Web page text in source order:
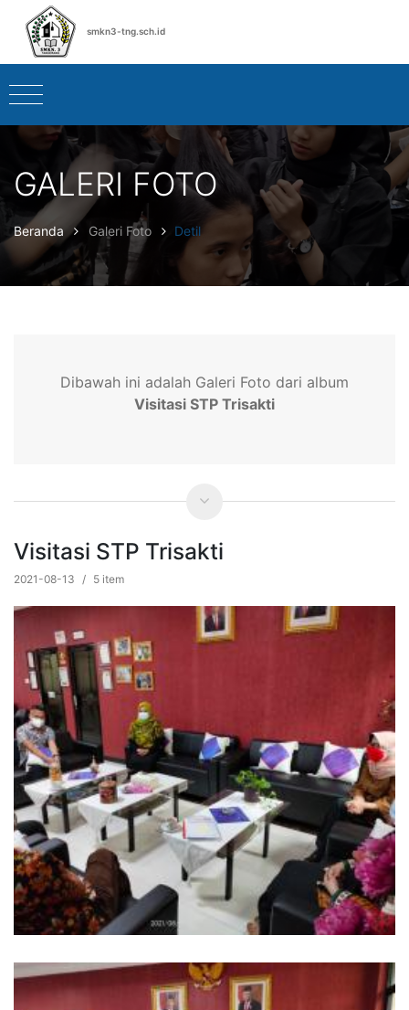
smkn3-tng.sch.id
GALERI FOTO
Beranda Galeri Foto Detil
Dibawah ini adalah Galeri Foto dari album
Visitasi STP Trisakti
Visitasi STP Trisakti
2021-08-13 / 5 item